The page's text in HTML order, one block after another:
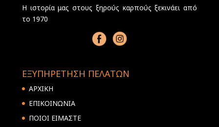
Η ιστορία μας στους ξηρούς καρπούς ξεκινάει από
το 1970
ΕΞΥΠΗΡΕΤΗΣΗ ΠΕΛΑΤΩΝ
ΑΡΧΙΚΗ
ΕΠΙΚΟΙΝΩΝΙΑ
ΠΟΙΟΙ ΕΙΜΑΣΤΕ